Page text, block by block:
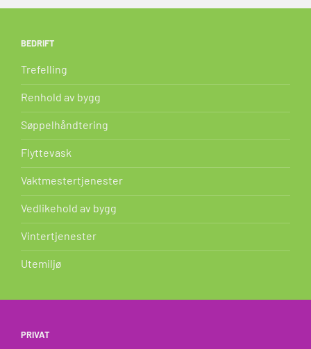
BEDRIFT
Trefelling
Renhold av bygg
Søppelhåndtering
Flyttevask
Vaktmestertjenester
Vedlikehold av bygg
Vintertjenester
Utemiljø
PRIVAT